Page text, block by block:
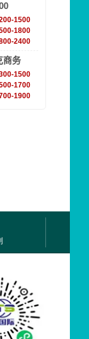
1500
1800
2400
商务
1500
1700
1900